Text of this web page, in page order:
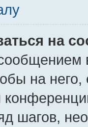
на
на
шагов,